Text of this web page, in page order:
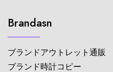
Brandasn
ブランドアウトレット通販
ブランド時計コピー